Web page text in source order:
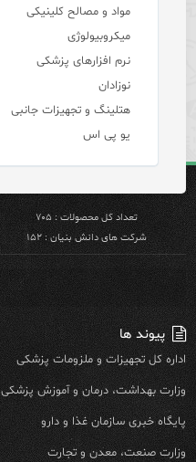
مواد و مصالح کلینیکی
میکروبیولوژی
نرم افزارهای پزشکی
نوزادان
هتلینگ و تجهیزات جانبی
یو پی اس
تعداد کل محصولات : ۷۰۵
شرکت های دانش بنیان : ۱۵۲
پیوند ها
اداره کل تجهیزات و ملزومات پزشکی
وزارت بهداشت، درمان و آموزش پزشکی
پایگاه خبری سازمان غذا و دارو
وزارت صنعت، معدن و تجارت